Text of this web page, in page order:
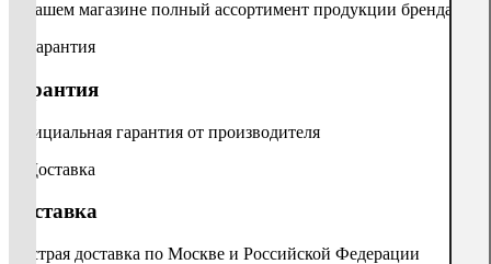
В нашем магазине полный ассортимент продукции бренда
Гарантия
Официальная гарантия от производителя
Доставка
Быстрая доставка по Москве и Российской Федерации